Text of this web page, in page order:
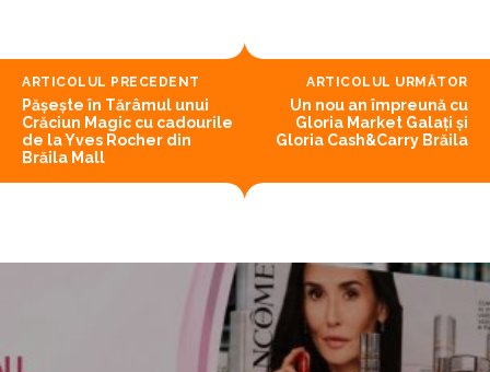
ARTICOLUL PRECEDENT
Pășește în Tărâmul unui
Crăciun Magic cu cadourile
de la Yves Rocher din
Brăila Mall
ARTICOLUL URMĂTOR
Un nou an împreună cu
Gloria Market Galați și
Gloria Cash&Carry Brăila